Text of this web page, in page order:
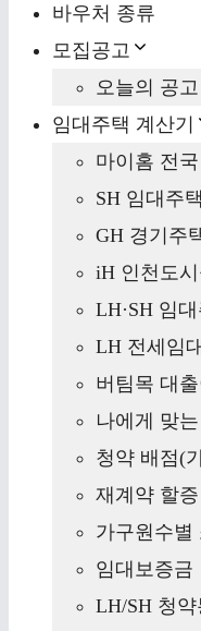
바우처 종류
모집공고
오늘의 공고
임대주택 계산기
마이홈 전
SH 임대주
GH 경기주
iH 인천도
LH·SH 임
LH 전세임
버팀목 대
나에게 맞
청약 배점(
재계약 할
가구원수별
임대보증금
LH/SH 청약